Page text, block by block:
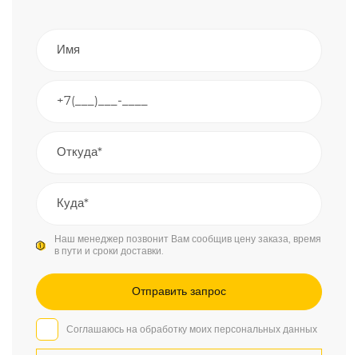
Наш менеджер позвонит Вам сообщив цену заказа, время
в пути и сроки доставки.
Соглашаюсь на обработку моих персональных данных